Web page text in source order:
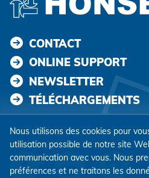
CONTACT
ONLINE SUPPORT
NEWSLETTER
TÉLÉCHARGEMENTS
SUIVEZ-NOUS
Nous utilisons des cookies pour
utilisation possible de notre site
communication avec vous. Nous
préférences et ne traitons les